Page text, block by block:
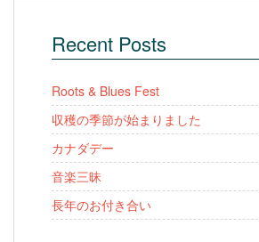
Recent Posts
Roots & Blues Fest
収穫の季節が始まりました
カナダデー
音楽三昧
長年のお付き合い